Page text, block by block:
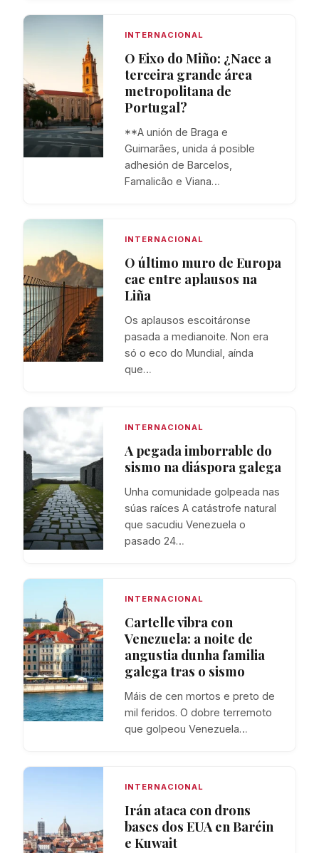
INTERNACIONAL
O Eixo do Miño: ¿Nace a
terceira grande área
metropolitana de
Portugal?
**A unión de Braga e
Guimarães, unida á posible
adhesión de Barcelos,
Famalicão e Viana…
INTERNACIONAL
O último muro de Europa
cae entre aplausos na
Liña
Os aplausos escoitáronse
pasada a medianoite. Non era
só o eco do Mundial, aínda
que…
INTERNACIONAL
A pegada imborrable do
sismo na diáspora galega
Unha comunidade golpeada nas
súas raíces A catástrofe natural
que sacudiu Venezuela o
pasado 24…
INTERNACIONAL
Cartelle vibra con
Venezuela: a noite de
angustia dunha familia
galega tras o sismo
Máis de cen mortos e preto de
mil feridos. O dobre terremoto
que golpeou Venezuela…
INTERNACIONAL
Irán ataca con drons
bases dos EUA en Baréin
e Kuwait